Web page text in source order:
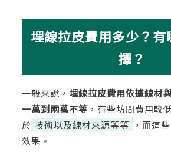
埋線拉皮費用多少？有
擇？
一般來說， 埋線拉皮費用依據線材
一萬到兩萬不等 ，有些坊間費用較
於 技術以及線材來源等等
，而這
效果。